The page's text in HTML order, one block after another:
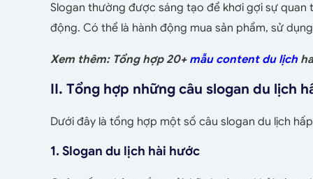
Slogan thường được sáng tạo để khơi gợi sự
động. Có thể là hành động mua sản phẩm, sử
Xem thêm: Tổng hợp 20+ mẫu content du lịch
II. Tổng hợp những câu slogan du lịch
Dưới đây là tổng hợp một số câu slogan du lịch
1. Slogan du lịch hài hước